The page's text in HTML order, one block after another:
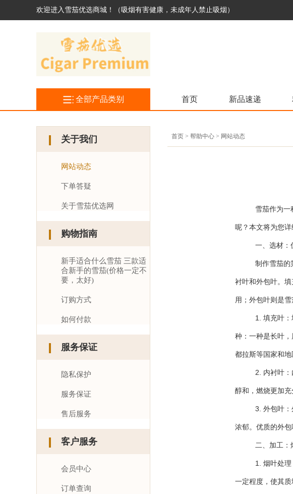
欢迎进入雪茄优选商城！（吸烟有害健康，未成年人禁止吸烟）
全部产品类别 首页 新品速递
关于我们
网站动态
下单答疑
关于雪茄优选网
购物指南
新手适合什么雪茄 三款适
合新手的雪茄(价格一定不
要，太好)
订购方式
如何付款
服务保证
隐私保护
服务保证
售后服务
客户服务
会员中心
订单查询
首页 > 帮助中心 > 网站动态
雪茄作为一
呢？本文将为您
一、选材：
制作雪茄的
衬叶和外包叶。
用；外包叶则是
1. 填充叶
种：一种是长叶
都拉斯等国家和地
2. 内衬叶
醇和，燃烧更加充
3. 外包叶：
浓郁。优质的外包
二、加工
1. 烟叶处
一定程度，使其质